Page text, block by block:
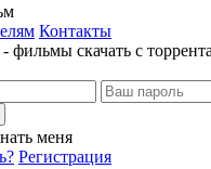
Контакты
фильмы скачать с
меня
Регистрация